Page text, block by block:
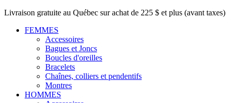
Livraison gratuite au Québec sur achat de 225 $ et plus (avant taxes)
FEMMES
Accessoires
Bagues et Joncs
Boucles d'oreilles
Bracelets
Chaînes, colliers et pendentifs
Montres
HOMMES